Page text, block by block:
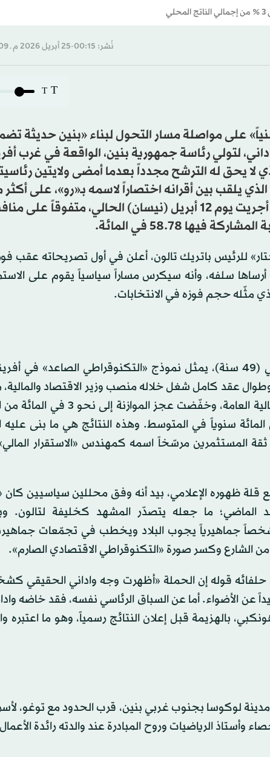
نُشر: 00:15-25 أبريل 2026 م ـ 09 ذو القِعدة 1447 هـ
T
T
على مواصلة مسار التحول لبناء «بنين حديثة
لتولي رئاسة جمهورية بنين، الواقعة في غرب
لا يحق له الترشح مجدداً بعدما أمضى ولايتين
المائة من الأصوات في الانتخابات الرئاسية التي أجريت يوم 12 أبريل (نيسان) الحالي، متفوقاً
58.78 في المائة.
للرئيس باتريك تالون، أعلن في أول تصريحاته عقب
أرساها سلفه، وأنه سيكرس مساراً سياسياً يقوم على
مثّله حجم فوزه في الانتخابات.
الفوز في حد ذاته لم يكن مفاجئاً، لا سيما أن واداني (49 سنة)، يمثل نموذج «التكنوقراطي
ارتبط اسم واداني بتغييرات هيكلية أعادت ضبط المالية
حقق الاقتصاد معدلات نمو تجاوزت 6 في المائة سنوياً في المتوسط. وهذه النتائج هي ما
المستثمرين مرسّخاً اسمه كمهندس «الاستقرار
قلة ظهوره الإعلامي، بيد أنه وفق محللين سياسيين كان
الماضي؛ ما جعله يتصدّر المشهد كخليفة لتالون.
جماهيرياً يجوب البلاد ويخطب في تجمّعات
الشارع وكسر صورة «التكنوقراطي الاقتصادي الصارم».
حلفائه قوله إن الحملة «أظهرت وجه واداني
الأضواء. أما عن السباق الرئاسي نفسه، فقد خاضه
بالهزيمة قبل إعلان النتائج رسمياً، وهو ما اعتبره
واداني يوم 20 يونيو (حزيران) 1976 في مدينة لوكوسا بجنوب غربي بنين، قرب الحدود مع
وأستاذ الرياضيات وروح المبادرة عند والدته رائدة